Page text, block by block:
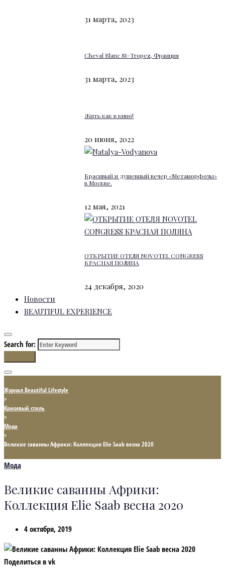
31 марта, 2023
Cheval Blanc St-Tropez, Франция
31 марта, 2023
Жить как в кино!
20 июня, 2022
Красивый и душевный вечер «Метаморфозы»
в Москве.
12 мая, 2021
ОТКРЫТИЕ ОТЕЛЯ NOVOTEL CONGRESS
КРАСНАЯ ПОЛЯНА
24 декабря, 2020
Новости
BEAUTIFUL EXPERIENCE
Search for:
Журнал Beautiful Lifestyle
>
Красивый стиль
>
Мода
>
Великие саванны Африки: Коллекция Elie Saab весна 2020
Мода
Великие саванны Африки:
Коллекция Elie Saab весна 2020
4 октября, 2019
Поделиться в vk